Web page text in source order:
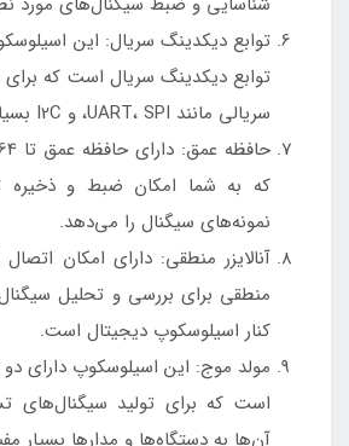
توابع دیکدینگ سریال است که برای
سریالی مانند UART، SPI، و I2C بسیار مفید هستند.
که به شما امکان ضبط و ذخیره
نمونه‌های سیگنال را می‌دهد.
منطقی برای بررسی و تحلیل
کنار اسیلوسکوپ دیجیتال است.
مولد موج: این اسیلوسکوپ دارای دو
است که برای تولید سیگنال‌های
آن‌ها به دستگاه‌ها و مدارها بسیار